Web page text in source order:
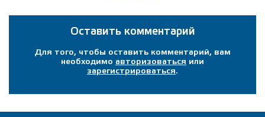
Оставить комментарий
Для того, чтобы оставить комментарий, вам
необходимо авторизоваться или
зарегистрироваться.